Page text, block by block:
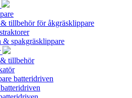
tillbehör för åkgräsklippare
& spakgräsklippare
tillbehör
batteridriven